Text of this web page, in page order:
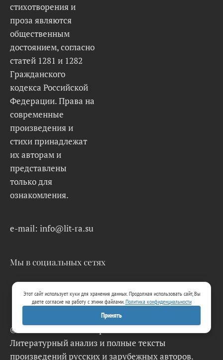
стихотворения и
проза являются
общественным
достоянием, согласно
статей 1281 и 1282
Гражданского
кодекса Российской
Федерации. Права на
современные
произведения и
стихи принадлежат
их авторам и
представлены
только для
ознакомления.
e-mail: info@lit-ra.su
Мы в социальных сетях
© 2026 Lit-Ra.su. Электронная библиотека.
Литературный анализ и полные тексты
произведений русских и зарубежных авторов.
Этот сайт использует куки для хранения данных. Продолжая использовать сайт, Вы
даете согласие на работу с этими файлами.Политика конфиденциальности
Принять